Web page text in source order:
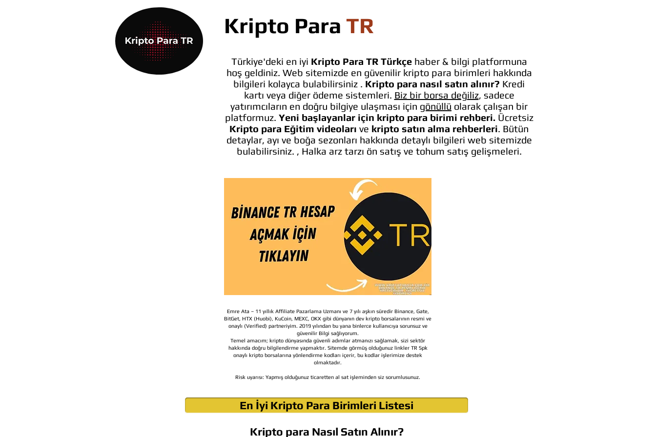
Kripto Para TR
Türkiye'deki en iyi Kripto Para TR Türkçe haber & bilgi platformuna
hoş geldiniz. Web sitemizde en güvenilir kripto para birimleri hakkında
bilgileri kolayca bulabilirsiniz . Kripto para nasıl satın alınır? Kredi
kartı veya diğer ödeme sistemleri. Biz bir borsa değiliz, sadece
yatırımcıların en doğru bilgiye ulaşması için gönüllü olarak çalışan bir
platformuz. Yeni başlayanlar için kripto para birimi rehberi. Ücretsiz
Kripto para Eğitim videoları ve kripto satın alma rehberleri. Bütün
detaylar, ayı ve boğa sezonları hakkında detaylı bilgileri web sitemizde
bulabilirsiniz. , Halka arz tarzı ön satış ve tohum satış gelişmeleri.
Emre Ata – 11 yıllık Affiliate Pazarlama Uzmanı ve 7 yılı aşkın süredir Binance, Gate,
BitGet, HTX (Huobi), KuCoin, MEXC, OKX gibi dünyanın dev kripto borsalarının resmi ve
onaylı (Verified) partneriyim. 2019 yılından bu yana binlerce kullanıcıya sorunsuz ve
güvenilir Bilgi sağlıyorum.
Temel amacım; kripto dünyasında güvenli adımlar atmanızı sağlamak, sizi sektör
hakkında doğru bilgilendirme yapmaktır. Sitemde görmüş olduğunuz linkler TR Spk
onaylı kripto borsalarına yönlendirme kodları içerir, bu kodlar işlerimize destek
olmaktadır.
Risk uyarısı: Yapmış olduğunuz ticaretten al sat işleminden siz sorumlusunuz.
En İyi Kripto Para Birimleri Listesi
Kripto para Nasıl Satın Alınır?